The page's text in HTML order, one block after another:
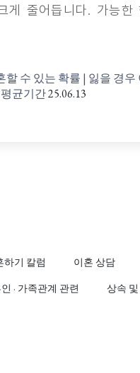
게 줄어듭니다. 가능
수 있는 확률 | 잃을 경우
균기간25.06.13
하기 칼럼 이혼 상담
· 가족관계 관련 상속